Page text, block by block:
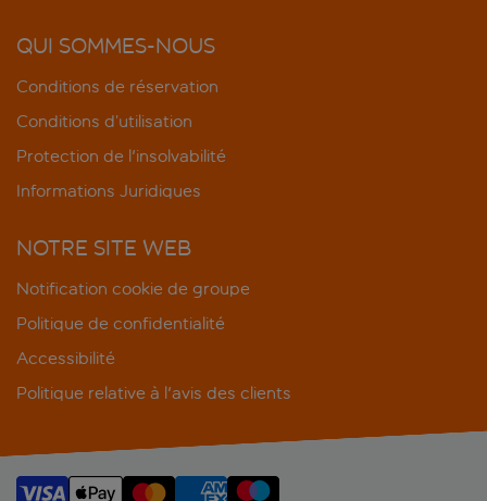
QUI SOMMES-NOUS
Conditions de réservation
Conditions d’utilisation
Protection de l'insolvabilité
Informations Juridiques
NOTRE SITE WEB
Notification cookie de groupe
Politique de confidentialité
Accessibilité
Politique relative à l'avis des clients